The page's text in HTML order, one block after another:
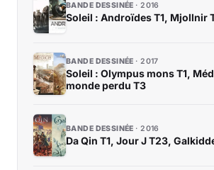
BANDE DESSINÉE 2016
Soleil : Androïdes T1, Mjollnir
BANDE DESSINÉE 2017
Soleil : Olympus mons T1,
monde perdu T3
BANDE DESSINÉE 2016
Da Qin T1, Jour J T23,